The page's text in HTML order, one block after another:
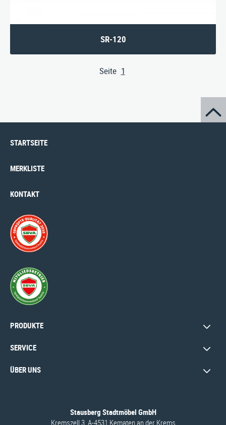
SR-120
Seite 1
(aktuelle Seite)
STARTSEITE
MERKLISTE
KONTAKT
PRODUKTE
SERVICE
ÜBER UNS
Stausberg Stadtmöbel GmbH
Kremszell 3, A-4531 Kematen an der Krems